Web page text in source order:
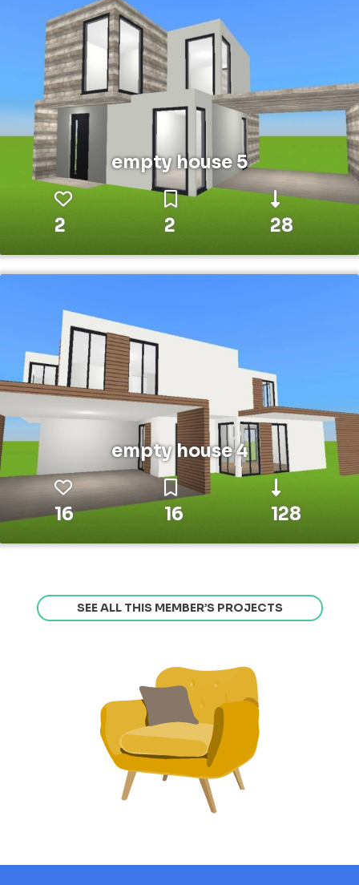
empty house 5
2 2 28
empty house 4
16 16 128
SEE ALL THIS MEMBER’S PROJECTS